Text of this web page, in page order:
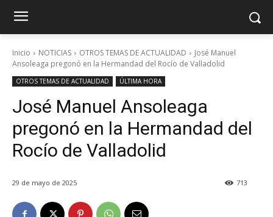
Inicio NOTICIAS OTROS TEMAS DE ACTUALIDAD
José Manuel
Ansoleaga pregonó en la Hermandad del Rocío de Valladolid
OTROS TEMAS DE ACTUALIDAD ÚLTIMA HORA
José Manuel Ansoleaga
pregonó en la Hermandad del
Rocío de Valladolid
29 de mayo de 2025 713